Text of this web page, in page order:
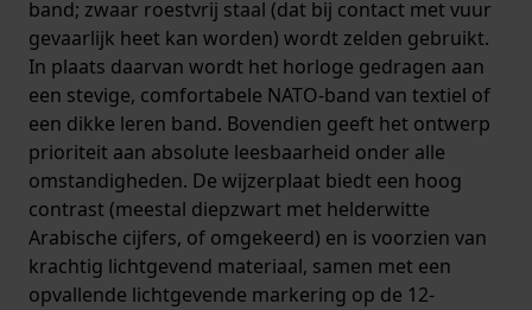
band; zwaar roestvrij staal (dat bij contact met vuur
gevaarlijk heet kan worden) wordt zelden gebruikt.
In plaats daarvan wordt het horloge gedragen aan
een stevige, comfortabele NATO-band van textiel of
een dikke leren band. Bovendien geeft het ontwerp
prioriteit aan absolute leesbaarheid onder alle
omstandigheden. De wijzerplaat biedt een hoog
contrast (meestal diepzwart met helderwitte
Arabische cijfers, of omgekeerd) en is voorzien van
krachtig lichtgevend materiaal, samen met een
opvallende lichtgevende markering op de 12-